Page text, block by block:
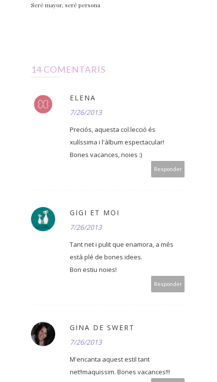
Seré mayor, seré persona
14 COMENTARIS
ELENA
7/26/2013
Preciós, aquesta col.lecció és
xulíssima i l'àlbum espectacular!
Bones vacances, noies :)
Responder
GIGI ET MOI
7/26/2013
Tant net i pulit que enamora, a més
està plé de bones idees.
Bon estiu noies!
Responder
GINA DE SWERT
7/26/2013
M'encanta aquest estil tant
net!!maquissim. Bones vacances!!!